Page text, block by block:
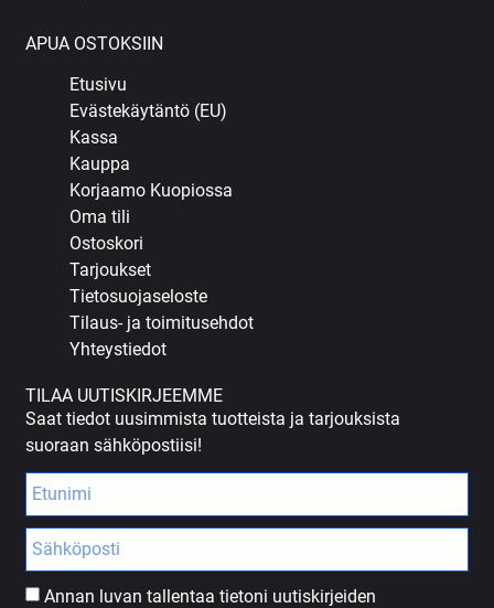
APUA OSTOKSIIN
Etusivu
Evästekäytäntö (EU)
Kassa
Kauppa
Korjaamo Kuopiossa
Oma tili
Ostoskori
Tarjoukset
Tietosuojaseloste
Tilaus- ja toimitusehdot
Yhteystiedot
TILAA UUTISKIRJEEMME
Saat tiedot uusimmista tuotteista ja tarjouksista
suoraan sähköpostiisi!
Annan luvan tallentaa tietoni uutiskirjeiden